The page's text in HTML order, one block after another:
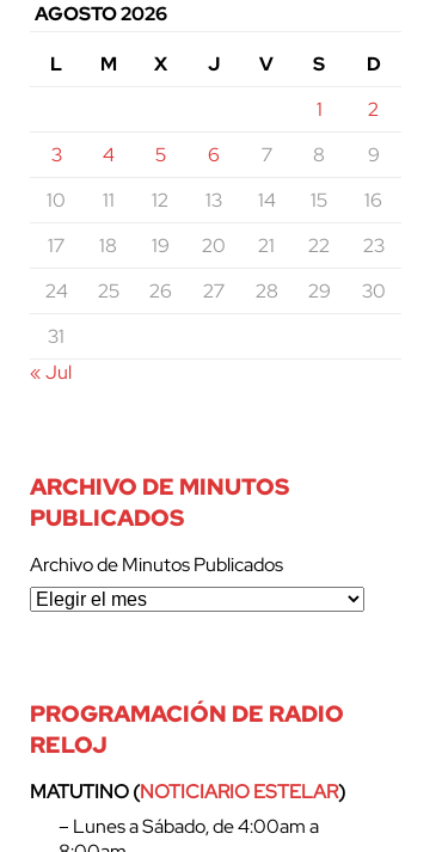
AGOSTO 2026
L
M X J V S
D
1
2
3
4 5 6 7 8
9
10
11 12 13 14 15
16
17
18 19 20 21 22
23
24
25 26 27 28 29
30
31
« Jul
ARCHIVO DE MINUTOS
PUBLICADOS
Archivo de Minutos Publicados
PROGRAMACIÓN DE RADIO
RELOJ
MATUTINO (NOTICIARIO ESTELAR)
– Lunes a Sábado, de 4:00am a